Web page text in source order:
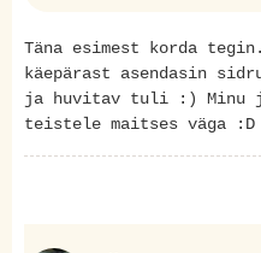
Täna esimest korda
käepärast asendasin
ja huvitav tuli :) Minu
teistele maitses väga